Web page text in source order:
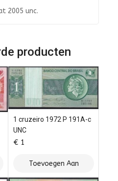
2005 unc.
producten
1 cruzeiro 1972 P 191A-c
UNC
€ 1
Toevoegen Aan
Winkelwagen